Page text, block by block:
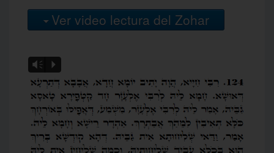
Ver video lectura del Zohar
Vm P